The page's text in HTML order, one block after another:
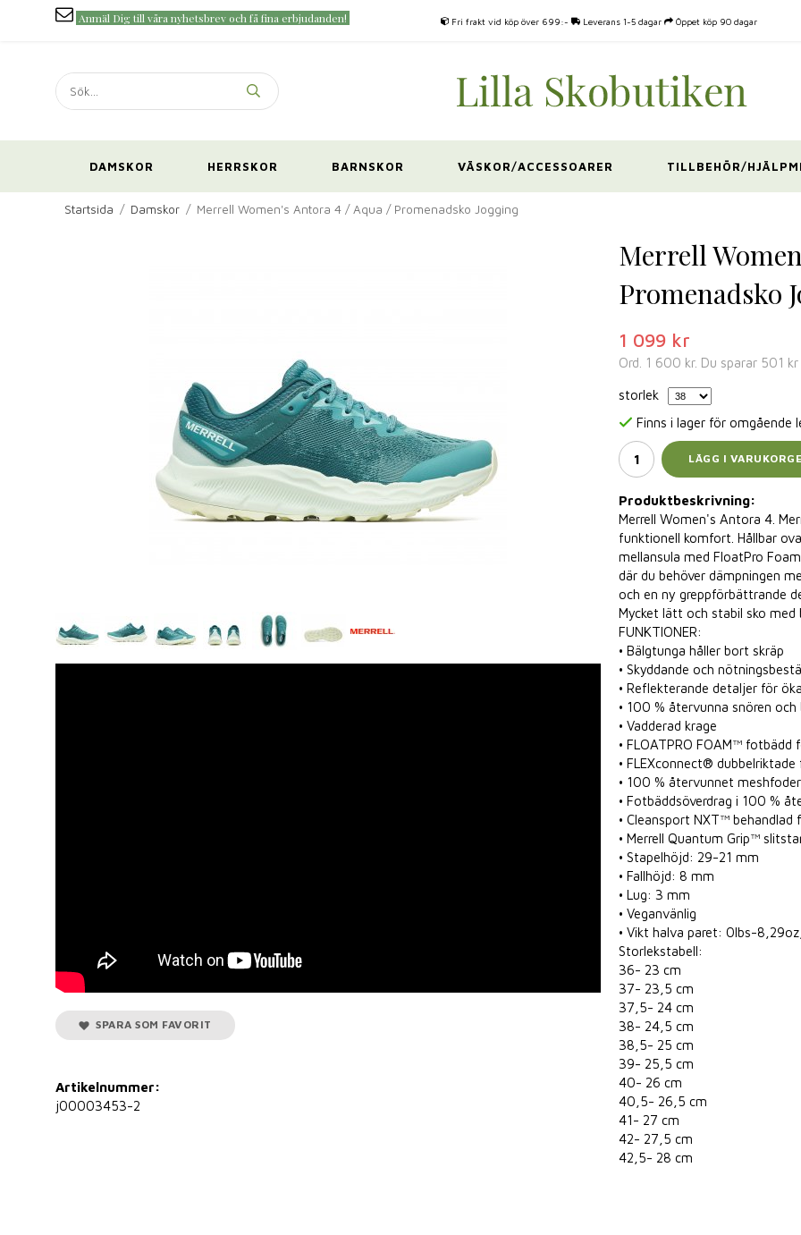
Anmäl Dig till våra nyhetsbrev och få fina erbjudanden! Fri frakt vid köp över 699:- Leverans 1-5 dagar Öppet köp 90 dagar
DAMSKOR HERRSKOR BARNSKOR VÄSKOR/ACCESSOARER TILLBEHÖR/
Startsida / Damskor / Merrell Women's Antora 4 / Aqua / Promenadsko Jogging
Merrell
Promenadsko
1 099 kr
Ord. 1 600 kr. Du sparar 501 kr
storlek
Finns i lager för omgående
LÄGG I
Produktbeskrivning:
Merrell Women's Antora 4.
funktionell komfort. Hållbar
mellansula med FloatPro
där du behöver dämpningen
och en ny greppförbättrande
Mycket lätt och stabil sko
FUNKTIONER:
• Bälgtunga håller bort skräp
• Skyddande och
• Reflekterande detaljer för
• 100 % återvunna snören och
• Vadderad krage
• FLOATPRO FOAM™
• FLEXconnect®
• 100 % återvunnet
• Fotbäddsöverdrag i 100 %
• Cleansport NXT™
• Merrell Quantum Grip™
• Stapelhöjd: 29-21 mm
• Fallhöjd: 8 mm
• Lug: 3 mm
• Veganvänlig
• Vikt halva paret: 0lbs-
Storlekstabell:
36- 23 cm
37- 23,5 cm
37,5- 24 cm
38- 24,5 cm
38,5- 25 cm
39- 25,5 cm
40- 26 cm
40,5- 26,5 cm
41- 27 cm
42- 27,5 cm
42,5- 28 cm
SPARA SOM FAVORIT
Artikelnummer:
j00003453-2